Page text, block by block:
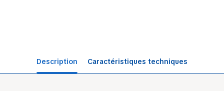
Description Caractéristiques techniques